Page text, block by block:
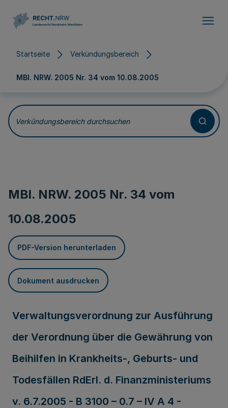
Startseite Verkündungsbereich
MBl. NRW. 2005 Nr. 34 vom 10.08.2005
Verkündungsbereich durchsuchen
MBl. NRW. 2005 Nr. 34 vom
10.08.2005
PDF-Version herunterladen
Dokument ausdrucken
Verwaltungsverordnung zur Ausführung
der Verordnung über die Gewährung von
Beihilfen in Krankheits-, Geburts- und
Todesfällen RdErl. d. Finanzministeriums
v. 6.7.2005 - B 3100 – 0.7 – IV A 4 -